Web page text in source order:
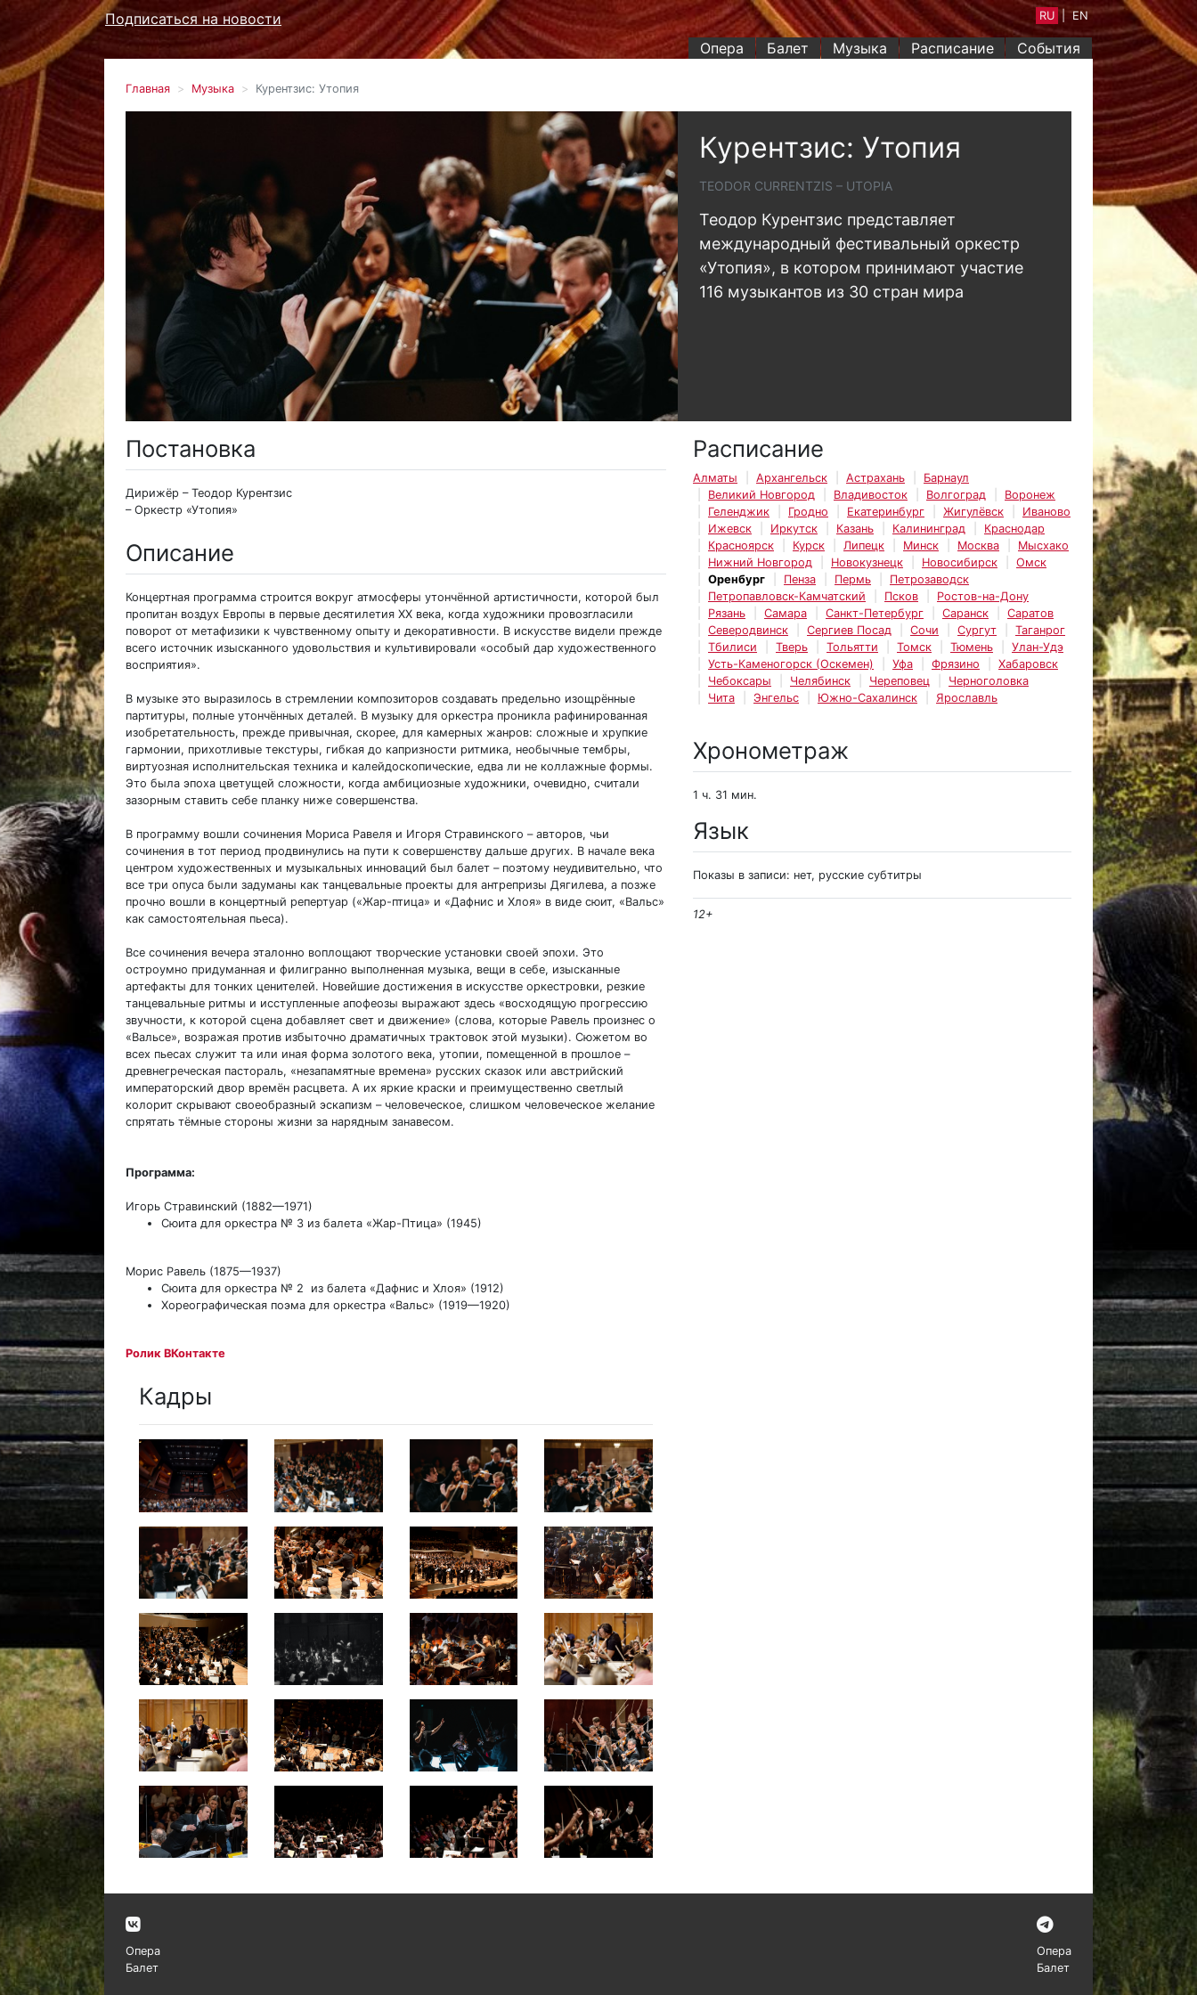
Опера Балет Музыка Расписание События
Подписаться на новости RU | EN
Главная Музыка Курентзис: Утопия
Курентзис: Утопия
TEODOR CURRENTZIS – UTOPIA
Теодор Курентзис представляет
международный фестивальный оркестр
«Утопия», в котором принимают участие
116 музыкантов из 30 стран мира
Постановка
Дирижёр – Теодор Курентзис
– Оркестр «Утопия»
Описание
Концертная программа строится вокруг атмосферы утончённой артистичности, которой был
пропитан воздух Европы в первые десятилетия XX века, когда художники провозгласили
поворот от метафизики к чувственному опыту и декоративности. В искусстве видели прежде
всего источник изысканного удовольствия и культивировали «особый дар художественного
восприятия».
В музыке это выразилось в стремлении композиторов создавать предельно изощрённые
партитуры, полные утончённых деталей. В музыку для оркестра проникла рафинированная
изобретательность, прежде привычная, скорее, для камерных жанров: сложные и хрупкие
гармонии, прихотливые текстуры, гибкая до капризности ритмика, необычные тембры,
виртуозная исполнительская техника и калейдоскопические, едва ли не коллажные формы.
Это была эпоха цветущей сложности, когда амбициозные художники, очевидно, считали
зазорным ставить себе планку ниже совершенства.
В программу вошли сочинения Мориса Равеля и Игоря Стравинского – авторов, чьи
сочинения в тот период продвинулись на пути к совершенству дальше других. В начале века
центром художественных и музыкальных инноваций был балет – поэтому неудивительно, что
все три опуса были задуманы как танцевальные проекты для антрепризы Дягилева, а позже
прочно вошли в концертный репертуар («Жар-птица» и «Дафнис и Хлоя» в виде сюит, «Вальс»
как самостоятельная пьеса).
Все сочинения вечера эталонно воплощают творческие установки своей эпохи. Это
остроумно придуманная и филигранно выполненная музыка, вещи в себе, изысканные
артефакты для тонких ценителей. Новейшие достижения в искусстве оркестровки, резкие
танцевальные ритмы и исступленные апофеозы выражают здесь «восходящую прогрессию
звучности, к которой сцена добавляет свет и движение» (слова, которые Равель произнес о
«Вальсе», возражая против избыточно драматичных трактовок этой музыки). Сюжетом во
всех пьесах служит та или иная форма золотого века, утопии, помещенной в прошлое –
древнегреческая пастораль, «незапамятные времена» русских сказок или австрийский
императорский двор времён расцвета. А их яркие краски и преимущественно светлый
колорит скрывают своеобразный эскапизм – человеческое, слишком человеческое желание
спрятать тёмные стороны жизни за нарядным занавесом.
Программа:
Игорь Стравинский (1882—1971)
Сюита для оркестра № 3 из балета «Жар-Птица» (1945)
Морис Равель (1875—1937)
Сюита для оркестра № 2 из балета «Дафнис и Хлоя» (1912)
Хореографическая поэма для оркестра «Вальс» (1919—1920)
Ролик ВКонтакте
Кадры
Расписание
Алматы Архангельск Астрахань
Барнаул
Великий Новгород
Владивосток Волгоград
Воронеж
Геленджик
Гродно Екатеринбург Жигулёвск
Иваново
Ижевск
Иркутск Казань Калининград
Краснодар
Красноярск
Курск Липецк Минск Москва
Мысхако
Нижний Новгород
Новокузнецк Новосибирск
Омск
Оренбург
Пенза Пермь
Петрозаводск
Петропавловск-Камчатский
Псков
Ростов-на-Дону
Рязань
Самара Санкт-Петербург Саранск
Саратов
Северодвинск
Сергиев Посад Сочи Сургут
Таганрог
Тбилиси
Тверь Тольятти Томск Тюмень
Улан-Удэ
Усть-Каменогорск (Оскемен)
Уфа Фрязино
Хабаровск
Чебоксары
Челябинск Череповец
Черноголовка
Чита
Энгельс Южно-Сахалинск Ярославль
Хронометраж
1 ч. 31 мин.
Язык
Показы в записи: нет, русские субтитры
12+
Опера
Балет
Опера
Балет